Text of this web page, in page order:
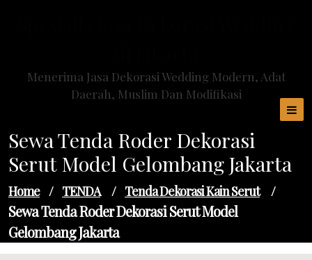
Menerima Jasa Dekorasi Wedding Modern, Adat
Daerah, Muslim Dan Modifikasi
Sewa Tenda Roder Dekorasi
Serut Model Gelombang Jakarta
Home / TENDA / Tenda Dekorasi Kain Serut /
Sewa Tenda Roder Dekorasi Serut Model
Gelombang Jakarta